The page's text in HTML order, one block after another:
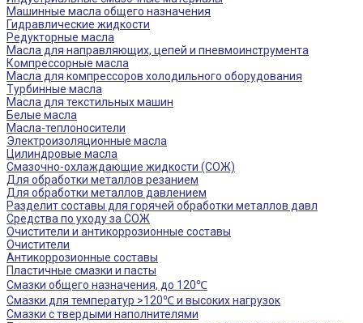
Машинные масла общего назначения
Гидравлические жидкости
Редукторные масла
Масла для направляющих, цепей и пневмоинструмента
Компрессорные масла
Масла для компрессоров холодильного оборудования
Турбинные масла
Масла для текстильных машин
Белые масла
Масла-теплоносители
Электроизоляционные масла
Цилиндровые масла
Смазочно-охлаждающие жидкости (СОЖ)
Для обработки металлов резанием
Для обработки металлов давлением
Разделит составы для горячей обработки металлов давл
Средства по уходу за СОЖ
Очистители и антикоррозионные составы
Очистители
Антикоррозионные составы
Пластичные смазки и пасты
Смазки общего назначения, до 120℃
Смазки для температур >120℃ и высоких нагрузок
Смазки с твердыми наполнителями